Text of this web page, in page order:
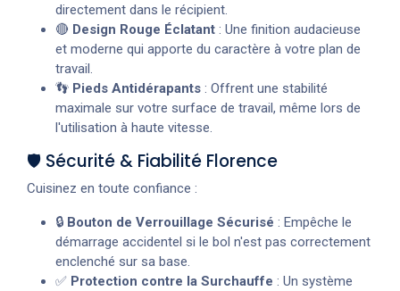
directement dans le récipient.
🔴 Design Rouge Éclatant : Une finition audacieuse
et moderne qui apporte du caractère à votre plan de
travail.
👣 Pieds Antidérapants : Offrent une stabilité
maximale sur votre surface de travail, même lors de
l'utilisation à haute vitesse.
🛡️ Sécurité & Fiabilité Florence
Cuisinez en toute confiance :
🔒 Bouton de Verrouillage Sécurisé : Empêche le
démarrage accidentel si le bol n'est pas correctement
enclenché sur sa base.
✅ Protection contre la Surchauffe : Un système